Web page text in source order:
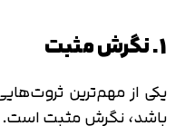
1. نگرش مثبت
یکی از مهم‌ترین
باشد، نگرش مثبت است.